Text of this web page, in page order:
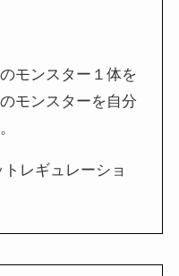
モンスター１体を
モンスターを自分
レギュレーショ